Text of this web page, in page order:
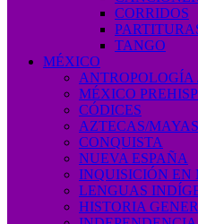
CORRIDOS
TANGO
MÉXICO
ANTROPOLOGÍA
MÉXICO
CÓDICES
AZTECAS/
CONQUISTA
NUEVA ESPAÑA
INQUISICIÓN EN
LENGUAS
HISTORIA